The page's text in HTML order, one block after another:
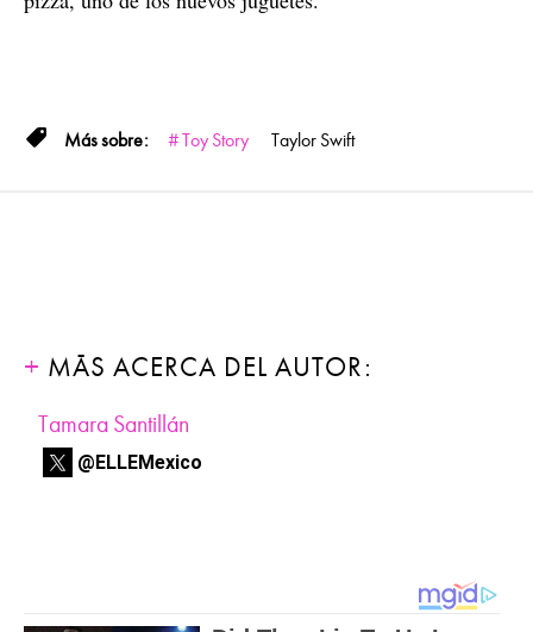
Toy Story Taylor Swift
MÁS ACERCA DEL AUTOR:
Tamara Santillán
@ELLEMexico